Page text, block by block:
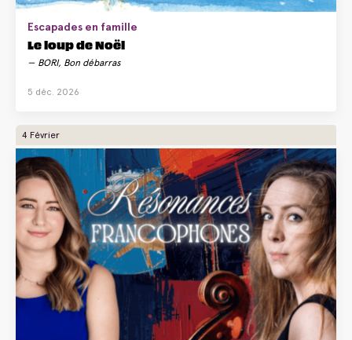
Escapades en famille
Le loup de Noël
BORI, Bon débarras
5 déc. 2026
4 Février